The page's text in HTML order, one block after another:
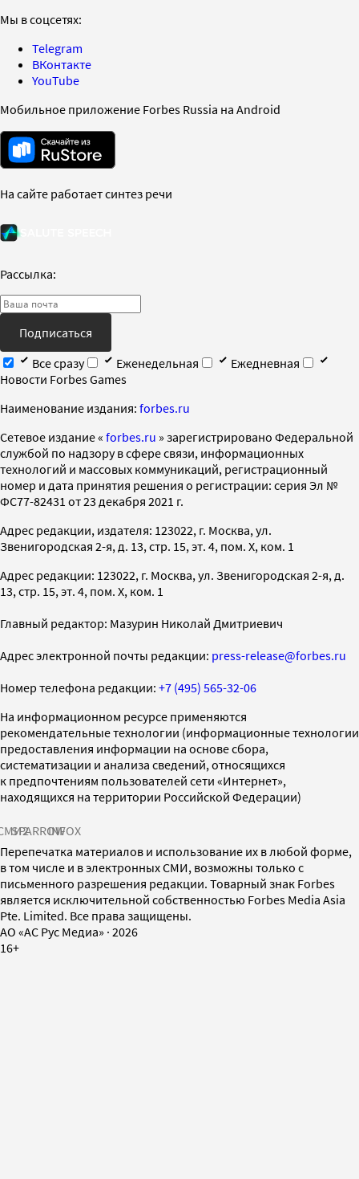
Мы в соцсетях:
Telegram
ВКонтакте
YouTube
Мобильное приложение Forbes Russia на Android
На сайте работает синтез речи
Рассылка:
Подписаться
Все сразу
Еженедельная
Ежедневная
Новости Forbes Games
Наименование издания: forbes.ru
Cетевое издание « forbes.ru » зарегистрировано Федеральной
службой по надзору в сфере связи, информационных
технологий и массовых коммуникаций, регистрационный
номер и дата принятия решения о регистрации: серия Эл №
ФС77-82431 от 23 декабря 2021 г.
Адрес редакции, издателя: 123022, г. Москва, ул.
Звенигородская 2-я, д. 13, стр. 15, эт. 4, пом. X, ком. 1
Адрес редакции: 123022, г. Москва, ул. Звенигородская 2-я, д.
13, стр. 15, эт. 4, пом. X, ком. 1
Главный редактор: Мазурин Николай Дмитриевич
Адрес электронной почты редакции: press-release@forbes.ru
Номер телефона редакции: +7 (495) 565-32-06
На информационном ресурсе применяются
рекомендательные технологии (информационные технологии
предоставления информации на основе сбора,
систематизации и анализа сведений, относящихся
к предпочтениям пользователей сети «Интернет»,
находящихся на территории Российской Федерации)
SPARROWINFOX
Перепечатка материалов и использование их в любой форме,
в том числе и в электронных СМИ, возможны только с
письменного разрешения редакции. Товарный знак Forbes
является исключительной собственностью Forbes Media Asia
Pte. Limited. Все права защищены.
AO «АС Рус Медиа» · 2026
16+